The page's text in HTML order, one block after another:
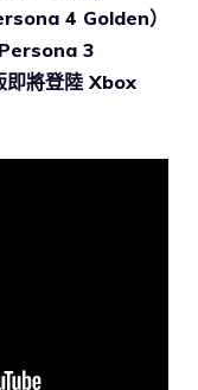
4 Golden）
3
將登陸 Xbox